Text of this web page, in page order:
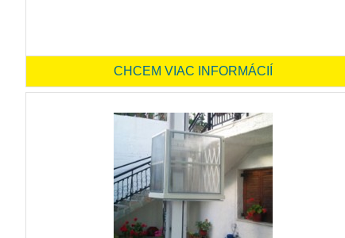
CHCEM VIAC INFORMÁCIÍ